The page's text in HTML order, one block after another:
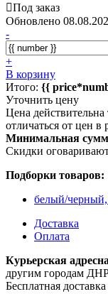
Под заказ
Обновлено
-
+
В корзину
Итого: {{
Уточнить цену
Цена
отличаться от цен в
Минимальная
Скидки
Подборки товаров:
белый/черный,
Доставка
Оплата
Курьерская
другим городам
Бесплатная